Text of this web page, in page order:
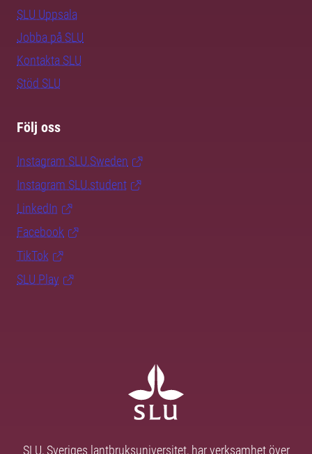
SLU Uppsala
Jobba på SLU
Kontakta SLU
Stöd SLU
Följ oss
Instagram SLU.Sweden
Instagram SLU.student
LinkedIn
Facebook
TikTok
SLU Play
SLU, Sveriges lantbruksuniversitet, har verksamhet över